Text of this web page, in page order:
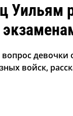
Уильям
войск,